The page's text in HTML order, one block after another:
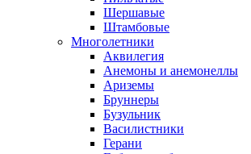
Шершавые
Штамбовые
Многолетники
Аквилегия
Анемоны и анемонеллы
Ариземы
Бруннеры
Бузульник
Василистники
Герани